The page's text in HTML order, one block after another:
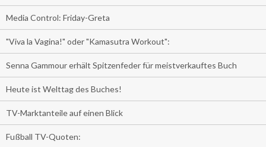
Media Control: Friday-Greta
"Viva la Vagina!" oder "Kamasutra Workout":
Senna Gammour erhält Spitzenfeder für meistverkauftes Buch
Heute ist Welttag des Buches!
TV-Marktanteile auf einen Blick
Fußball TV-Quoten: